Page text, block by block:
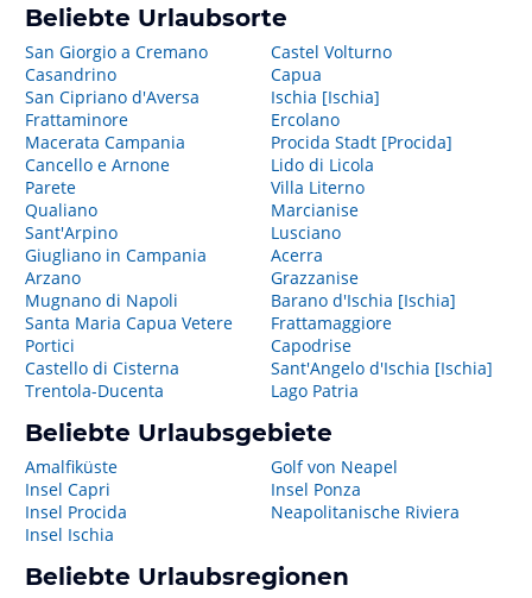
Beliebte Urlaubsorte
San Giorgio a Cremano
Casandrino
San Cipriano d'Aversa
Frattaminore
Macerata Campania
Cancello e Arnone
Parete
Qualiano
Sant'Arpino
Giugliano in Campania
Arzano
Mugnano di Napoli
Santa Maria Capua Vetere
Portici
Castello di Cisterna
Trentola-Ducenta
Castel Volturno
Capua
Ischia [Ischia]
Ercolano
Procida Stadt [Procida]
Lido di Licola
Villa Literno
Marcianise
Lusciano
Acerra
Grazzanise
Barano d'Ischia [Ischia]
Frattamaggiore
Capodrise
Sant'Angelo d'Ischia [Ischia]
Lago Patria
Beliebte Urlaubsgebiete
Amalfiküste
Insel Capri
Insel Procida
Insel Ischia
Golf von Neapel
Insel Ponza
Neapolitanische Riviera
Beliebte Urlaubsregionen